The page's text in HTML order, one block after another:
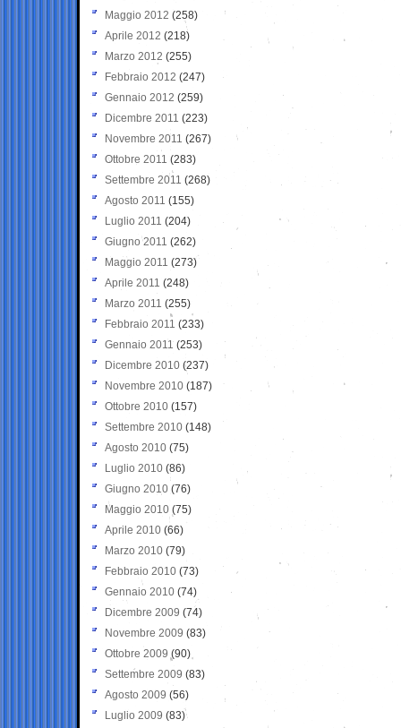
Maggio 2012 (258)
Aprile 2012 (218)
Marzo 2012 (255)
Febbraio 2012 (247)
Gennaio 2012 (259)
Dicembre 2011 (223)
Novembre 2011 (267)
Ottobre 2011 (283)
Settembre 2011 (268)
Agosto 2011 (155)
Luglio 2011 (204)
Giugno 2011 (262)
Maggio 2011 (273)
Aprile 2011 (248)
Marzo 2011 (255)
Febbraio 2011 (233)
Gennaio 2011 (253)
Dicembre 2010 (237)
Novembre 2010 (187)
Ottobre 2010 (157)
Settembre 2010 (148)
Agosto 2010 (75)
Luglio 2010 (86)
Giugno 2010 (76)
Maggio 2010 (75)
Aprile 2010 (66)
Marzo 2010 (79)
Febbraio 2010 (73)
Gennaio 2010 (74)
Dicembre 2009 (74)
Novembre 2009 (83)
Ottobre 2009 (90)
Settembre 2009 (83)
Agosto 2009 (56)
Luglio 2009 (83)